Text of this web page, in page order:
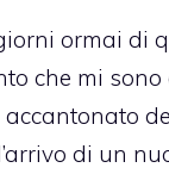
ormai di
che mi
accantonato
di un